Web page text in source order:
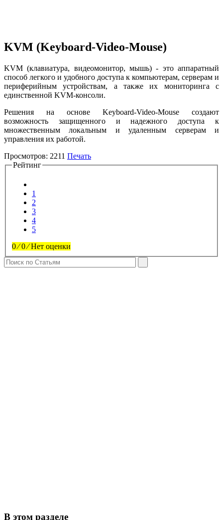
KVM (Keyboard-Video-Mouse)
KVM (клавиатура, видеомонитор, мышь) - это аппаратный
способ легкого и удобного доступа к компьютерам, серверам и
периферийным устройствам, а также их мониторинга с
единственной KVM-консоли.
Решения на основе Keyboard-Video-Mouse создают
возможность защищенного и надежного доступа к
множественным локальным и удаленным серверам и
управления их работой.
Просмотров: 2211 Печать
Рейтинг
1
2
3
4
5
0⁄0⁄Нет оценки
В этом разделе